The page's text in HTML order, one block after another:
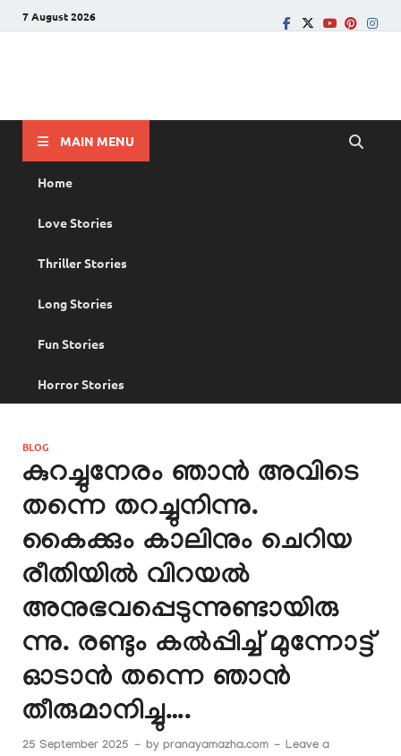
7 August 2026
MAIN MENU
Home
Love Stories
Thriller Stories
Long Stories
Fun Stories
Horror Stories
BLOG
കുറച്ചുനേരം ഞാൻ അവിടെ
തന്നെ തറച്ചുനിന്നു.
കൈക്കും കാലിനും ചെറിയ
രീതിയിൽ വിറയൽ
അനുഭവപ്പെടുന്നുണ്ടായിരു
ന്നു. രണ്ടും കൽപ്പിച്ച് മുന്നോട്ട്
ഓടാൻ തന്നെ ഞാൻ
തീരുമാനിച്ചു….
25 September 2025 - by pranayamazha.com - Leave a